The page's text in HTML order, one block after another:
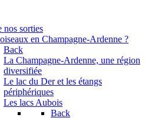
nos sorties
en Champagne-Ardenne ?
Back
La Champagne-Ardenne, une région
diversifiée
Le lac du Der et les étangs
périphériques
Les lacs Aubois
Back